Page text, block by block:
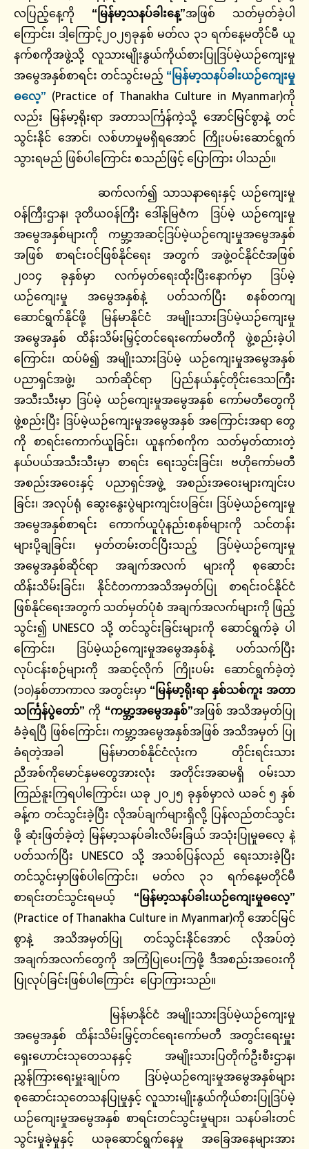
လပြည့်နေ့ကို “မြန်မာ့သနပ်ခါးနေ့”အဖြစ် သတ်မှတ်ခဲ့ပါ
ကြောင်း၊ ဒါ့ကြောင့်၂၀၂၅ခုနှစ် မတ်လ ၃၁ ရက်နေ့မတိုင်မီ ယူ
နက်စကိုအဖွဲ့သို့ လူသားမျိုးနွယ်ကိုယ်စားပြုဒြပ်မဲ့ယဉ်ကျေးမှု
အမွေအနှစ်စာရင်း တင်သွင်းမည့် “မြန်မာ့သနပ်ခါးယဉ်ကျေးမှု
ဓလေ့” (Practice of Thanakha Culture in Myanmar)ကို
လည်း မြန်မာ့ရိုးရာ အတာသင်္ကြန်ကဲ့သို့ အောင်မြင်စွာနဲ့ တင်
သွင်းနိုင် အောင်၊ လစ်ဟာမှုမရှိရအောင် ကြိုးပမ်းဆောင်ရွက်
သွားရမည် ဖြစ်ပါကြောင်း စသည်ဖြင့် ပြောကြား ပါသည်။
ဆက်လက်၍ သာသနာရေးနှင့် ယဉ်ကျေးမှု
ဝန်ကြီးဌာန၊ ဒုတိယဝန်ကြီး ဒေါ်နုမြဇံက ဒြပ်မဲ့ ယဉ်ကျေးမှု
အမွေအနှစ်များကို ကမ္ဘာ့အဆင့်ဒြပ်မဲ့ယဉ်ကျေးမှုအမွေအနှစ်
အဖြစ် စာရင်းဝင်ဖြစ်နိုင်ရေး အတွက် အဖွဲ့ဝင်နိုင်ငံအဖြစ်
၂၀၁၄ ခုနှစ်မှာ လက်မှတ်ရေးထိုးပြီးနောက်မှာ ဒြပ်မဲ့
ယဉ်ကျေးမှု အမွေအနှစ်နဲ့ ပတ်သက်ပြီး စနစ်တကျ
ဆောင်ရွက်နိုင်ဖို့ မြန်မာနိုင်ငံ အမျိုးသားဒြပ်မဲ့ယဉ်ကျေးမှု
အမွေအနှစ် ထိန်းသိမ်းမြှင့်တင်ရေးကော်မတီကို ဖွဲ့စည်းခဲ့ပါ
ကြောင်း၊ ထပ်မံ၍ အမျိုးသားဒြပ်မဲ့ ယဉ်ကျေးမှုအမွေအနှစ်
ပညာရှင်အဖွဲ့၊ သက်ဆိုင်ရာ ပြည်နယ်နှင့်တိုင်းဒေသကြီး
အသီးသီးမှာ ဒြပ်မဲ့ ယဉ်ကျေးမှုအမွေအနှစ် ကော်မတီတွေကို
ဖွဲ့စည်းပြီး ဒြပ်မဲ့ယဉ်ကျေးမှုအမွေအနှစ် အကြောင်းအရာ တွေ
ကို စာရင်းကောက်ယူခြင်း၊ ယူနက်စကိုက သတ်မှတ်ထားတဲ့
နယ်ပယ်အသီးသီးမှာ စာရင်း ရေးသွင်းခြင်း၊ ဗဟိုကော်မတီ
အစည်းအဝေးနှင့် ပညာရှင်အဖွဲ့ အစည်းအဝေးများကျင်းပ
ခြင်း၊ အလုပ်ရုံ ဆွေးနွေးပွဲများကျင်းပခြင်း၊ ဒြပ်မဲ့ယဉ်ကျေးမှု
အမွေအနှစ်စာရင်း ကောက်ယူပုံနည်းစနစ်များကို သင်တန်း
များပို့ချခြင်း၊ မှတ်တမ်းတင်ပြီးသည့် ဒြပ်မဲ့ယဉ်ကျေးမှု
အမွေအနှစ်ဆိုင်ရာ အချက်အလက် များကို စုဆောင်း
ထိန်းသိမ်းခြင်း၊ နိုင်ငံတကာအသိအမှတ်ပြု စာရင်းဝင်နိုင်ငံ
ဖြစ်နိုင်ရေးအတွက် သတ်မှတ်ပုံစံ အချက်အလက်များကို ဖြည့်
သွင်း၍ UNESCO သို့ တင်သွင်းခြင်းများကို ဆောင်ရွက်ခဲ့ ပါ
ကြောင်း၊ ဒြပ်မဲ့ယဉ်ကျေးမှုအမွေအနှစ်နဲ့ ပတ်သက်ပြီး
လုပ်ငန်းစဉ်များကို အဆင့်လိုက် ကြိုးပမ်း ဆောင်ရွက်ခဲ့တဲ့
(၁၀)နှစ်တာကာလ အတွင်းမှာ “မြန်မာ့ရိုးရာ နှစ်သစ်ကူး အတာ
သင်္ကြန်ပွဲတော်”ကို “ကမ္ဘာ့အမွေအနှစ်”အဖြစ် အသိအမှတ်ပြု
ခံခဲ့ရပြီ ဖြစ်ကြောင်း၊ ကမ္ဘာ့အမွေအနှစ်အဖြစ် အသိအမှတ် ပြု
ခံရတဲ့အခါ မြန်မာတစ်နိုင်ငံလုံးက တိုင်းရင်းသား
ညီအစ်ကိုမောင်နှမတွေအားလုံး အတိုင်းအဆမရှိ ဝမ်းသာ
ကြည်နူးကြရပါကြောင်း၊ ယခု ၂၀၂၅ ခုနှစ်မှာလဲ ယခင် ၅ နှစ်
ခန့်က တင်သွင်းခဲ့ပြီး လိုအပ်ချက်များရှိလို့ ပြန်လည်တင်သွင်း
ဖို့ ဆုံးဖြတ်ခဲ့တဲ့ မြန်မာ့သနပ်ခါးလိမ်းခြယ် အသုံးပြုမှုဓလေ့ နဲ့
ပတ်သက်ပြီး UNESCO သို့ အသစ်ပြန်လည် ရေးသားခဲ့ပြီး
တင်သွင်းမှာဖြစ်ပါကြောင်း၊ မတ်လ ၃၁ ရက်နေ့မတိုင်မီ
စာရင်းတင်သွင်းရမယ့် “မြန်မာ့သနပ်ခါးယဉ်ကျေးမှုဓလေ့”
(Practice of Thanakha Culture in Myanmar)ကို အောင်မြင်
စွာနဲ့ အသိအမှတ်ပြု တင်သွင်းနိုင်အောင် လိုအပ်တဲ့
အချက်အလက်တွေကို အကြံပြုပေးကြဖို့ ဒီအစည်းအဝေးကို
ပြုလုပ်ခြင်းဖြစ်ပါကြောင်း ပြောကြားသည်။
မြန်မာနိုင်ငံ အမျိုးသားဒြပ်မဲ့ယဉ်ကျေးမှု
အမွေအနှစ် ထိန်းသိမ်းမြှင့်တင်ရေးကော်မတီ အတွင်းရေးမှူး
ရှေးဟောင်းသုတေသနနှင့် အမျိုးသားပြတိုက်ဦးစီးဌာန၊
ညွှန်ကြားရေးမှူးချုပ်က ဒြပ်မဲ့ယဉ်ကျေးမှုအမွေအနှစ်များ
စုဆောင်းသုတေသနပြုမှုနှင့် လူသားမျိုးနွယ်ကိုယ်စားပြုဒြပ်မဲ့
ယဉ်ကျေးမှုအ‌မွေအနှစ် စာရင်းတင်သွင်းမှုများ၊ သနပ်ခါးတင်
သွင်းမှုခဲ့မှုနှင့် ယခုဆောင်ရွက်နေမှု အခြေအနေများအား